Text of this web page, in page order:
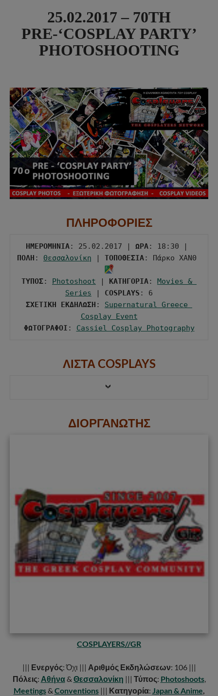
25.02.2017 – 70TH
PRE-‘COSPLAY PARTY’
PHOTOSHOOTING
ΠΛΗΡΟΦΟΡΙΕΣ
ΗΜΕΡΟΜΗΝΙΑ: 25.02.2017 | ΩΡΑ
ΠΟΛΗ : Θεσσαλονίκη | ΤΟΠΟΘΕΣΙΑ: Πάρκο ΧΑΝΘ
ΤΥΠΟΣ: Photoshoot ΚΑΤΗΓΟΡΙΑ:
Movies &
Series
COSPLAYS
ΣΧΕΤΙΚΗ ΕΚΔΗΛΩΣΗ : Supernatural Greece
Cosplay Event
ΦΩΤΟΓΡΑΦΟΙ : Cassiel Cosplay Photography
ΛΙΣΤΑ COSPLAYS
ΔΙΟΡΓΑΝΩΤΗΣ
COSPLAYERS//GR
||| Ενεργός: Όχι ||| Αριθμός Εκδηλώσεων: 106 |||
Πόλεις: Αθήνα& Θεσσαλονίκη ||| Τύπος: Photoshoots,
Meetings& Conventions||| Κατηγορία: Japan & Anime,